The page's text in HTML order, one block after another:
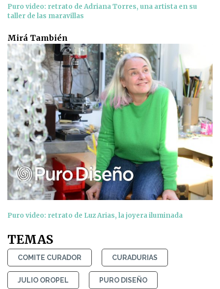
Puro video: retrato de Adriana Torres, una artista en su
taller de las maravillas
Mirá También
Puro video: retrato de Luz Arias, la joyera iluminada
TEMAS
COMITE CURADOR CURADURIAS
JULIO OROPEL PURO DISEÑO